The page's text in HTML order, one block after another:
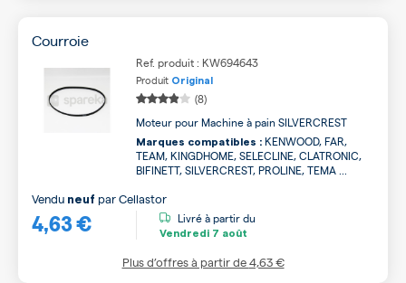
Courroie
Ref. produit : KW694643
Produit Original
(8)
Moteur pour Machine à pain SILVERCREST
Marques compatibles : KENWOOD, FAR,
TEAM, KINGDHOME, SELECLINE, CLATRONIC,
BIFINETT, SILVERCREST, PROLINE, TEMA ...
4,63 €
Vendu neuf parCellastor
Livré à partir du
Vendredi 7 août
Plus d’offres à partir de4,63 €